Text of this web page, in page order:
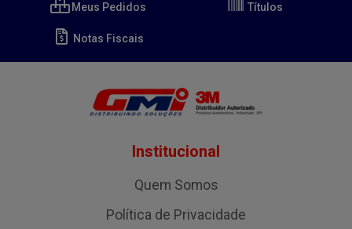
Meus Pedidos Títulos
Notas Fiscais
Institucional
Quem Somos
Política de Privacidade